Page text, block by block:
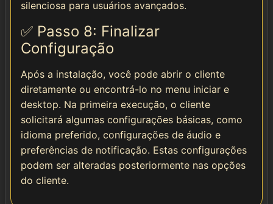
silenciosa para usuários avançados.
✅ Passo 8: Finalizar
Configuração
Após a instalação, você pode abrir o cliente
diretamente ou encontrá-lo no menu iniciar e
desktop. Na primeira execução, o cliente
solicitará algumas configurações básicas, como
idioma preferido, configurações de áudio e
preferências de notificação. Estas configurações
podem ser alteradas posteriormente nas opções
do cliente.